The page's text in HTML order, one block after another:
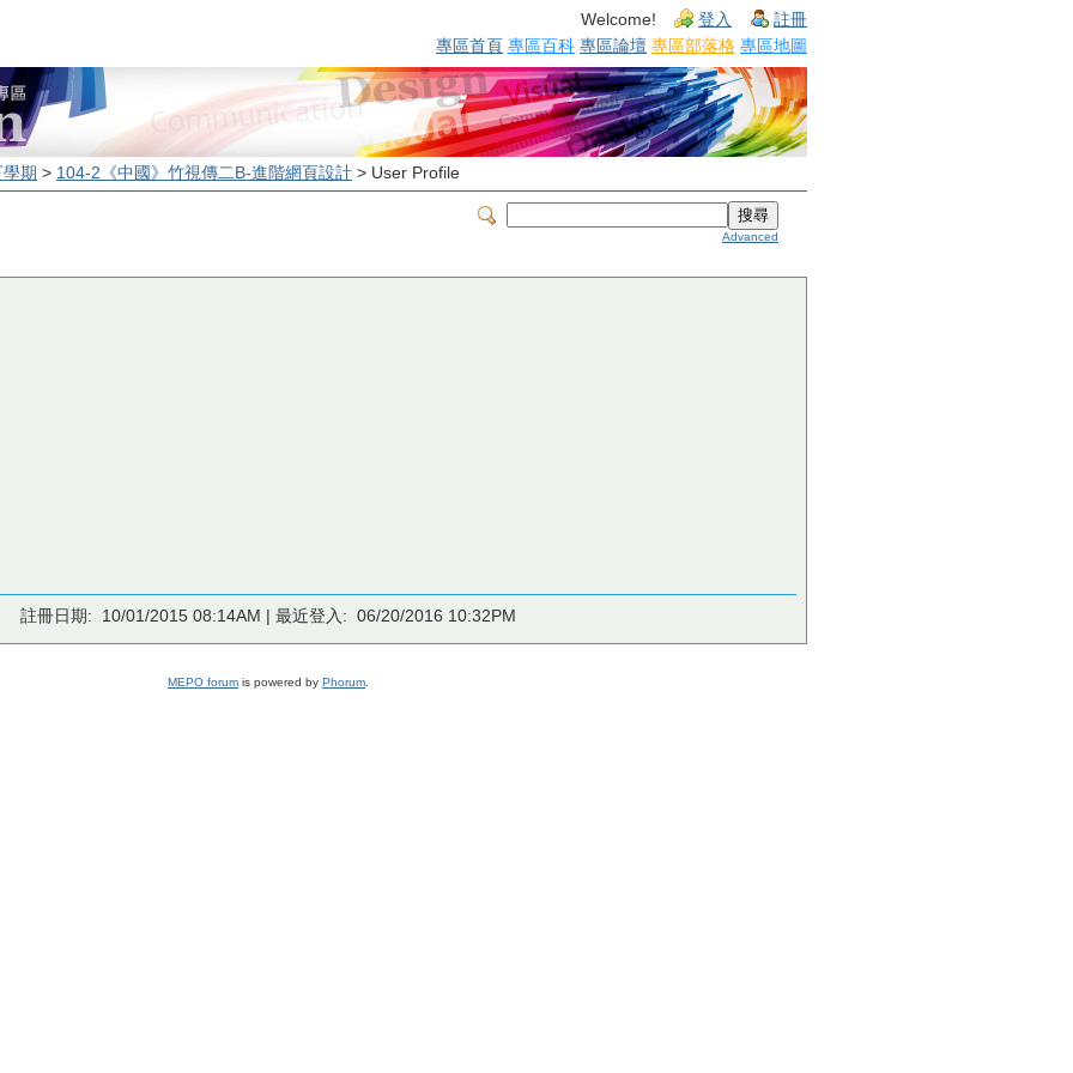
Welcome! 登入 註冊
專區首頁 專區百科 專區論壇 專區部落格 專區地圖
期 > 104-2《中國》竹視傳二B-進階網頁設計 > User Profile
Advanced
註冊日期: 10/01/2015 08:14AM | 最近登入: 06/20/2016 10:32PM
MEPO forum is powered by Phorum